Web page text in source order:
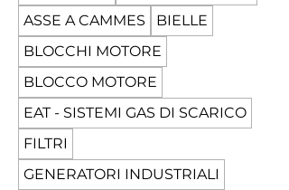
ASSE A CAMMES
BIELLE
BLOCCHI MOTORE
BLOCCO MOTORE
EAT - SISTEMI GAS DI SCARICO
FILTRI
GENERATORI INDUSTRIALI